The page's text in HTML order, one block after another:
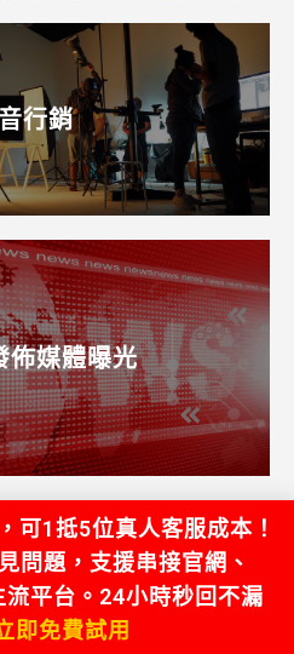
行銷
佈媒體曝光
及我的商家代經營
可1抵5位真人客服成本！
問題，支援串接官網、
流平台。24小時秒回不漏
即免費試用